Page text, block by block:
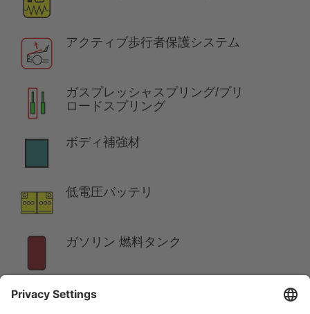
アクティブ歩行者保護システム
ガスプレッシャスプリング/プリ
ロードスプリング
ボディ補強材
低電圧バッテリ
ガソリン 燃料タンク